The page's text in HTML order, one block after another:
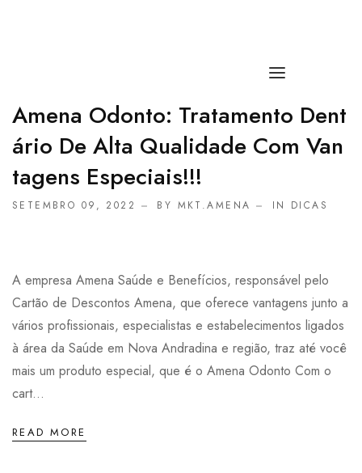
POLICLÍNICA
CREDENCIADOS
CONTATO
Amena Odonto: Tratamento Dent
Ário De Alta Qualidade Com Van
Tagens Especiais!!!
SETEMBRO 09, 2022 BY MKT.AMENA IN DICAS
A empresa Amena Saúde e Benefícios, responsável pelo
Cartão de Descontos Amena, que oferece vantagens junto a
vários profissionais, especialistas e estabelecimentos ligados
à área da Saúde em Nova Andradina e região, traz até você
mais um produto especial, que é o Amena Odonto Com o
cart...
READ MORE